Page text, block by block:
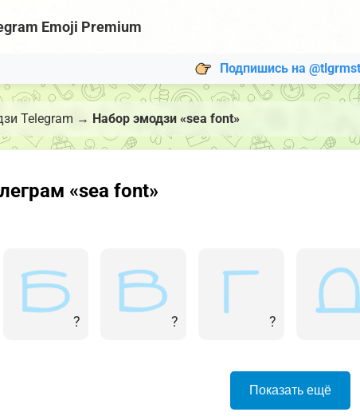
Emoji Premium
Подпишись на
Telegram → Набор эмодзи «sea font»
«sea font»
? ? ?
Показать ещё